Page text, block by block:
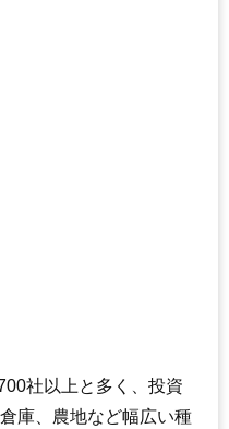
社以上と多く、投資
庫、農地など幅広い種